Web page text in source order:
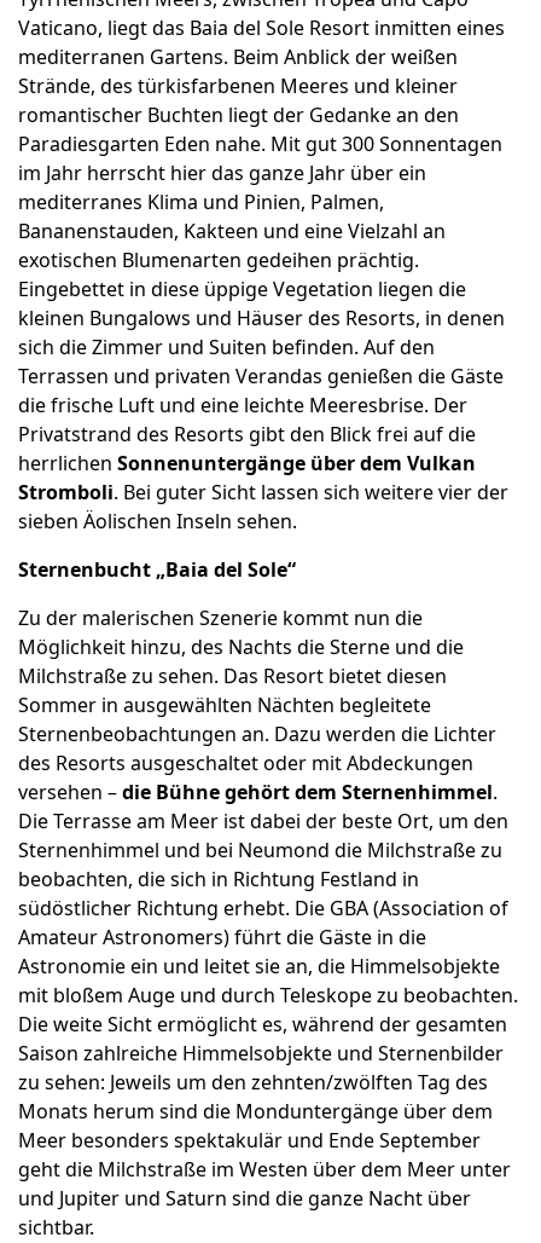
Vaticano, liegt das Baia del Sole Resort inmitten eines
mediterranen Gartens. Beim Anblick der weißen
Strände, des türkisfarbenen Meeres und kleiner
romantischer Buchten liegt der Gedanke an den
Paradiesgarten Eden nahe. Mit gut 300 Sonnentagen
im Jahr herrscht hier das ganze Jahr über ein
mediterranes Klima und Pinien, Palmen,
Bananenstauden, Kakteen und eine Vielzahl an
exotischen Blumenarten gedeihen prächtig.
Eingebettet in diese üppige Vegetation liegen die
kleinen Bungalows und Häuser des Resorts, in denen
sich die Zimmer und Suiten befinden. Auf den
Terrassen und privaten Verandas genießen die Gäste
die frische Luft und eine leichte Meeresbrise. Der
Privatstrand des Resorts gibt den Blick frei auf die
herrlichen Sonnenuntergänge über dem Vulkan
Stromboli. Bei guter Sicht lassen sich weitere vier der
sieben Äolischen Inseln sehen.
Sternenbucht „Baia del Sole“
Zu der malerischen Szenerie kommt nun die
Möglichkeit hinzu, des Nachts die Sterne und die
Milchstraße zu sehen. Das Resort bietet diesen
Sommer in ausgewählten Nächten begleitete
Sternenbeobachtungen an. Dazu werden die Lichter
des Resorts ausgeschaltet oder mit Abdeckungen
versehen –die Bühne gehört dem Sternenhimmel.
Die Terrasse am Meer ist dabei der beste Ort, um den
Sternenhimmel und bei Neumond die Milchstraße zu
beobachten, die sich in Richtung Festland in
südöstlicher Richtung erhebt. Die GBA (Association of
Amateur Astronomers) führt die Gäste in die
Astronomie ein und leitet sie an, die Himmelsobjekte
mit bloßem Auge und durch Teleskope zu beobachten.
Die weite Sicht ermöglicht es, während der gesamten
Saison zahlreiche Himmelsobjekte und Sternenbilder
zu sehen: Jeweils um den zehnten/zwölften Tag des
Monats herum sind die Monduntergänge über dem
Meer besonders spektakulär und Ende September
geht die Milchstraße im Westen über dem Meer unter
und Jupiter und Saturn sind die ganze Nacht über
sichtbar.